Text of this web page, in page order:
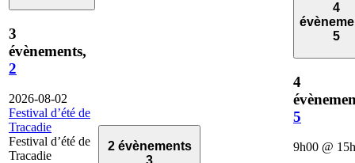
3
évènements,
2
2026-08-02
Festival d’été de
Tracadie
Festival d’été de
Tracadie
2 évènements
4
5
4
5
9h00 @